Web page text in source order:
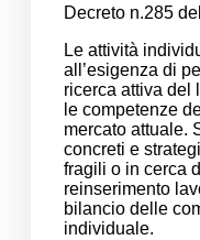
Decreto n.285
Le attività
all’esigenza di
ricerca attiva del
le competenze
mercato attuale.
concreti e
fragili o in cerca
reinserimento
bilancio delle
individuale.